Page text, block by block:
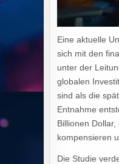
Eine aktuelle
sich mit den
unter der
globalen
sind als die
Entnahme
Billionen
kompensieren
Die Studie